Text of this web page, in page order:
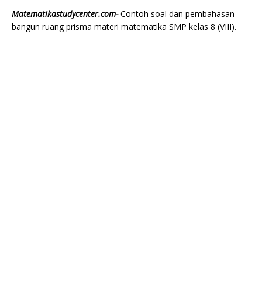
Matematikastudycenter.com- Contoh soal dan pembahasan
bangun ruang prisma materi matematika SMP kelas 8 (VIII).